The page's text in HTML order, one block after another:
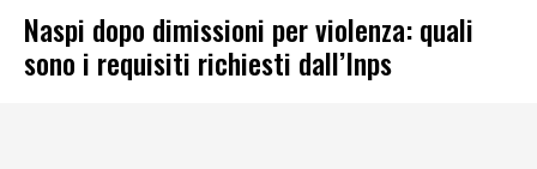
Naspi dopo dimissioni per violenza: quali
sono i requisiti richiesti dall’Inps